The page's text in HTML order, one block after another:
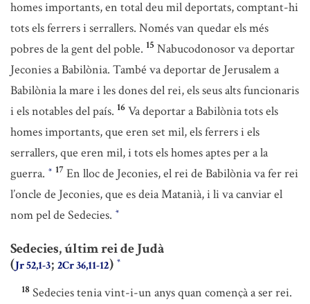
homes importants, en total deu mil deportats, comptant-hi
tots els ferrers i serrallers. Només van quedar els més
pobres de la gent del poble. 15 Nabucodonosor va deportar
Jeconies a Babilònia. També va deportar de Jerusalem a
Babilònia la mare i les dones del rei, els seus alts funcionaris
i els notables del país. 16 Va deportar a Babilònia tots els
homes importants, que eren set mil, els ferrers i els
serrallers, que eren mil, i tots els homes aptes per a la
guerra. * 17 En lloc de Jeconies, el rei de Babilònia va fer rei
l’oncle de Jeconies, que es deia Matanià, i li va canviar el
nom pel de Sedecies. *
Sedecies, últim rei de Judà
(Jr 52,1-3; 2Cr 36,11-12) *
18 Sedecies tenia vint-i-un anys quan començà a ser rei.